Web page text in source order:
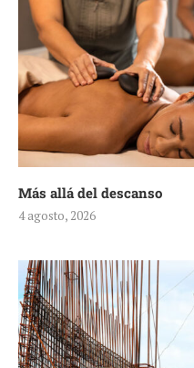
Más allá del descanso
4 agosto, 2026